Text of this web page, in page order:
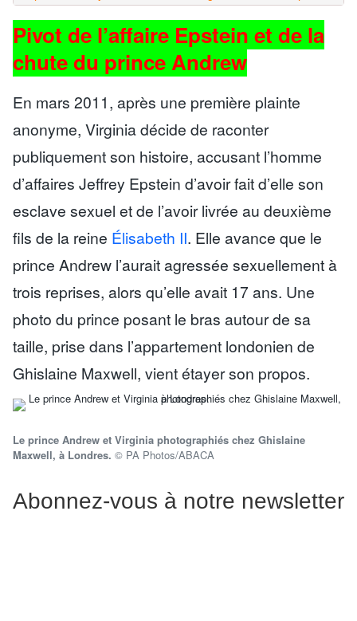
Pivot de l’affaire Epstein et de la
chute du prince Andrew
En mars 2011, après une première plainte
anonyme, Virginia décide de raconter
publiquement son histoire, accusant l’homme
d’affaires Jeffrey Epstein d’avoir fait d’elle son
esclave sexuel et de l’avoir livrée au deuxième
fils de la reine Élisabeth II. Elle avance que le
prince Andrew l’aurait agressée sexuellement à
trois reprises, alors qu’elle avait 17 ans. Une
photo du prince posant le bras autour de sa
taille, prise dans l’appartement londonien de
Ghislaine Maxwell, vient étayer son propos.
Le prince Andrew et Virginia photographiés chez Ghislaine
Maxwell, à Londres. © PA Photos/ABACA
Abonnez-vous à notre newsletter